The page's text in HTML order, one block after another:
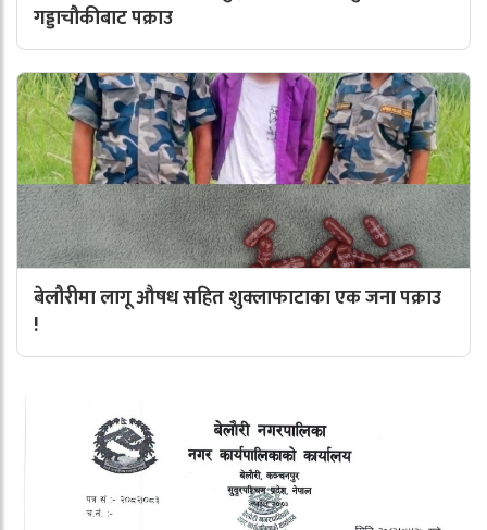
गड्डाचौकीबाट पक्राउ
बेलौरीमा लागू औषध सहित शुक्लाफाटाका एक जना पक्राउ
!